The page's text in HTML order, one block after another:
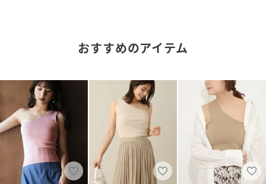
ドライクリーニング
(AA95-21B189-f5T-4 R88818
おすすめのアイテム